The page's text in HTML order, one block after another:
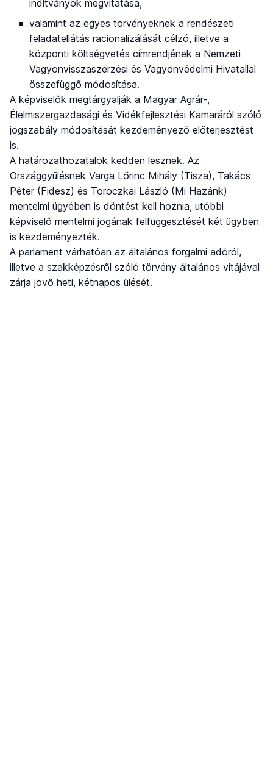
indítványok megvitatása,
valamint az egyes törvényeknek a rendészeti
feladatellátás racionalizálását célzó, illetve a
központi költségvetés címrendjének a Nemzeti
Vagyonvisszaszerzési és Vagyonvédelmi Hivatallal
összefüggő módosítása.
A képviselők megtárgyalják a Magyar Agrár-,
Élelmiszergazdasági és Vidékfejlesztési Kamaráról szóló
jogszabály módosítását kezdeményező előterjesztést
is.
A határozathozatalok kedden lesznek. Az
Országgyűlésnek Varga Lőrinc Mihály (Tisza), Takács
Péter (Fidesz) és Toroczkai László (Mi Hazánk)
mentelmi ügyében is döntést kell hoznia, utóbbi
képviselő mentelmi jogának felfüggesztését két ügyben
is kezdeményezték.
A parlament várhatóan az általános forgalmi adóról,
illetve a szakképzésről szóló törvény általános vitájával
zárja jövő heti, kétnapos ülését.